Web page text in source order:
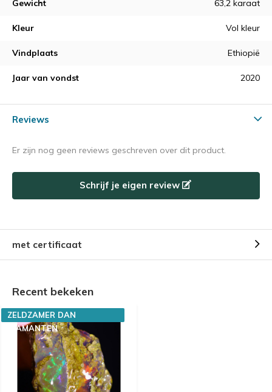
Gewicht 63,2 karaat
Kleur Vol kleur
Vindplaats Ethiopië
Jaar van vondst 2020
Reviews
Er zijn nog geen reviews geschreven over dit product.
Schrijf je eigen review
met certificaat
Recent bekeken
ZELDZAMER DAN
DIAMANTEN